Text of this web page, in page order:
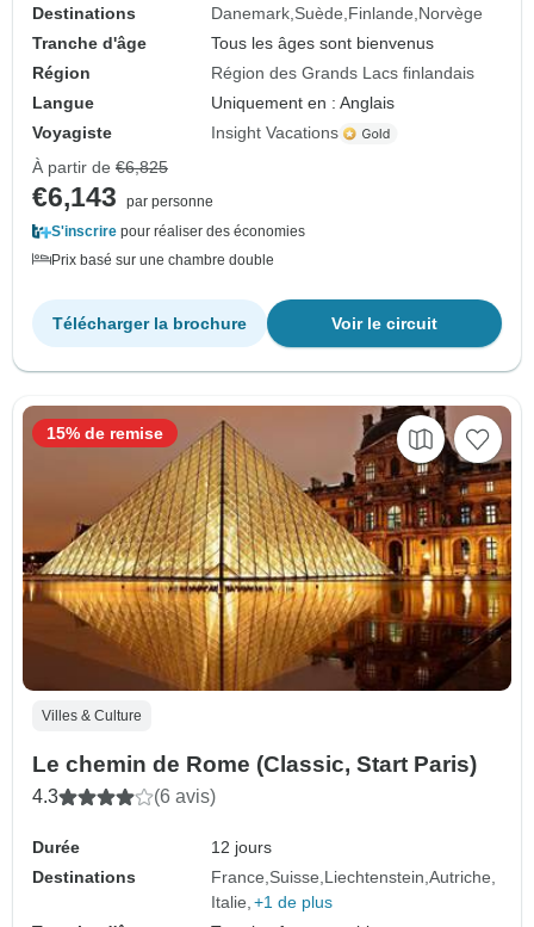
Destinations
Danemark Suède Finlande Norvège
Tranche d'âge
Tous les âges sont bienvenus
Région
Région des Grands Lacs finlandais
Langue
Uniquement en : Anglais
Voyagiste
Insight Vacations
À partir de €6,825
€6,143
par personne
S'inscrire pour réaliser des économies
Prix basé sur une chambre double
Voir le circuit
Télécharger la brochure
Villes & Culture
Le chemin de Rome (Classic, Start Paris)
4.3 (6 avis)
Durée
12 jours
Destinations
France Suisse Liechtenstein Autriche
Italie +1 de plus
15% de remise